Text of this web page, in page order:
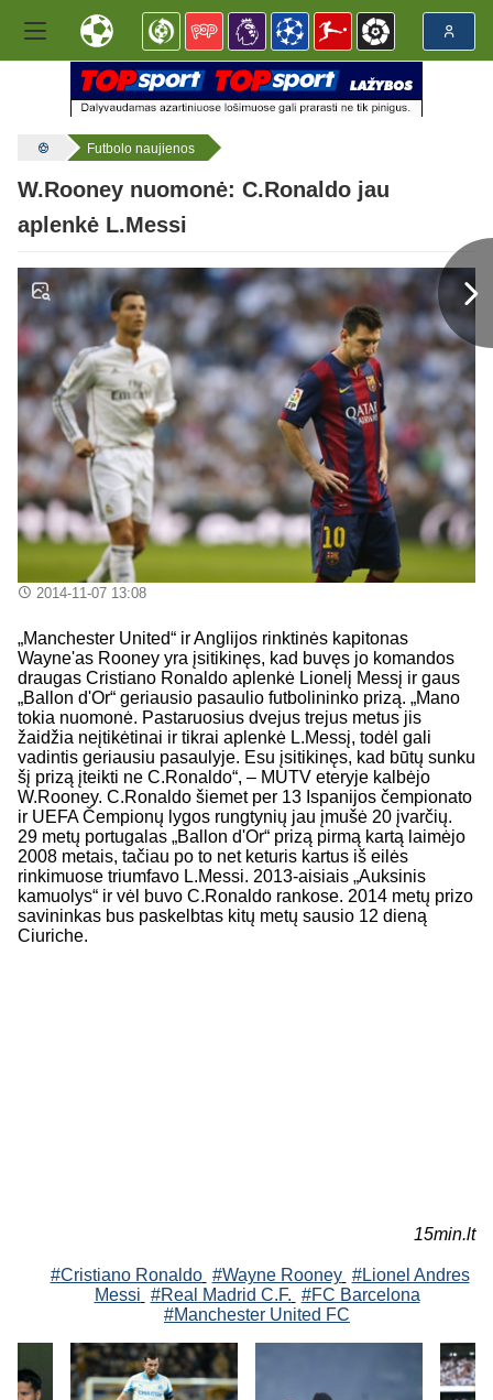
Futbolo naujienos
W.Rooney nuomonė: C.Ronaldo jau
aplenkė L.Messi
2014-11-07 13:08
„Manchester United“ ir Anglijos rinktinės kapitonas
Wayne'as Rooney yra įsitikinęs, kad buvęs jo komandos
draugas Cristiano Ronaldo aplenkė Lionelį Messį ir gaus
„Ballon d'Or“ geriausio pasaulio futbolininko prizą. „Mano
tokia nuomonė. Pastaruosius dvejus trejus metus jis
žaidžia neįtikėtinai ir tikrai aplenkė L.Messį, todėl gali
vadintis geriausiu pasaulyje. Esu įsitikinęs, kad būtų sunku
šį prizą įteikti ne C.Ronaldo“, – MUTV eteryje kalbėjo
W.Rooney. C.Ronaldo šiemet per 13 Ispanijos čempionato
ir UEFA Čempionų lygos rungtynių jau įmušė 20 įvarčių.
29 metų portugalas „Ballon d'Or“ prizą pirmą kartą laimėjo
2008 metais, tačiau po to net keturis kartus iš eilės
rinkimuose triumfavo L.Messi. 2013-aisiais „Auksinis
kamuolys“ ir vėl buvo C.Ronaldo rankose. 2014 metų prizo
savininkas bus paskelbtas kitų metų sausio 12 dieną
Ciuriche.
15min.lt
#Cristiano Ronaldo #Wayne Rooney #Lionel Andres
Messi #Real Madrid C.F. #FC Barcelona
#Manchester United FC